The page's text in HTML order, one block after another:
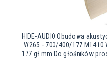
HIDE-AUDIO Obudowa
W265 - 700/400/177 M1410
177 gł mm Do głośników